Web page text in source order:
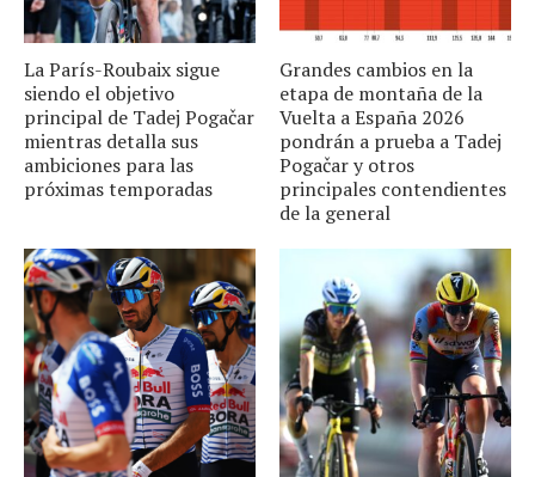
La París-Roubaix sigue
siendo el objetivo
principal de Tadej Pogačar
mientras detalla sus
ambiciones para las
próximas temporadas
Grandes cambios en la
etapa de montaña de la
Vuelta a España 2026
pondrán a prueba a Tadej
Pogačar y otros
principales contendientes
de la general